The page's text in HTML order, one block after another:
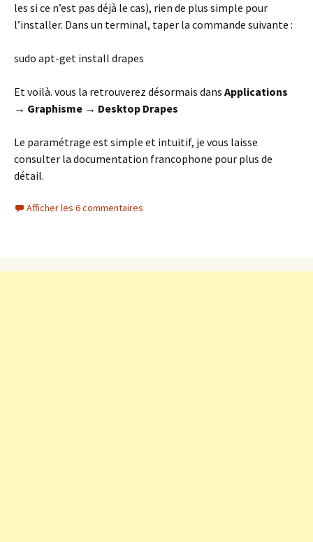
les si ce n’est pas déjà le cas), rien de plus simple pour
l’installer. Dans un terminal, taper la commande suivante :
sudo apt-get install drapes
Et voilà. vous la retrouverez désormais dans Applications
→ Graphisme → Desktop Drapes
Le paramétrage est simple et intuitif, je vous laisse
consulter la documentation francophone pour plus de
détail.
Afficher les 6 commentaires